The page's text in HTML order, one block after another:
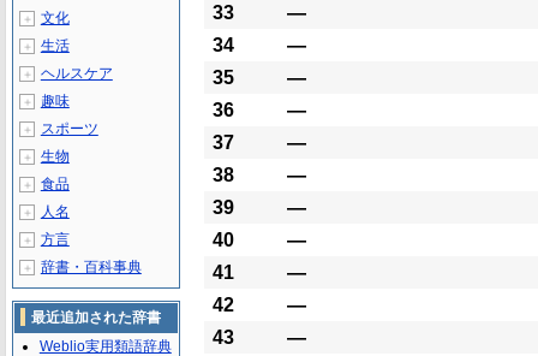
33
―
34
―
35
―
36
―
37
―
38
―
39
―
40
―
41
―
42
―
43
―
＋ 文化
＋ 生活
＋ ヘルスケア
＋ 趣味
＋ スポーツ
＋ 生物
＋ 食品
＋ 人名
＋ 方言
＋ 辞書・百科事典
最近追加された辞書
Weblio実用類語辞典